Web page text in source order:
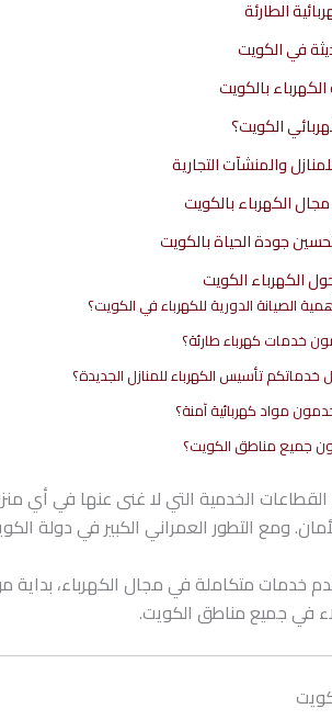
الطارئة
في الكويت
بالكويت
الكويت؟
والمنشآت التجارية
الكهرباء بالكويت
جودة الحياة بالكويت
الكهرباء الكويت
الصيانة الدورية للكهرباء في الكويت؟
خدمات كهرباء طارئة؟
تأسيس الكهرباء للمنازل الجديدة؟
مواد كهربائية آمنة؟
جميع مناطق الكويت؟
الخدمية التي لا غنى عنها في أي
ومع التطور العمراني الكبير في دولة
خدمات متكاملة في مجال الكهرباء، بداية
في جميع مناطق الكويت.